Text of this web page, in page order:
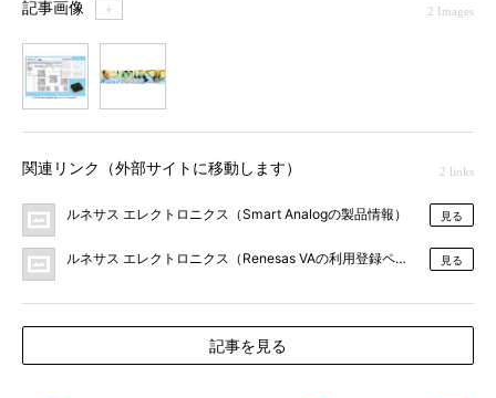
記事画像 ＋ 2 Images
関連リンク（外部サイトに移動します） 2 links
ルネサス エレクトロニクス（Smart Analogの製品情報） 見る
ルネサス エレクトロニクス（Renesas VAの利用登録ページ） 見る
記事を見る